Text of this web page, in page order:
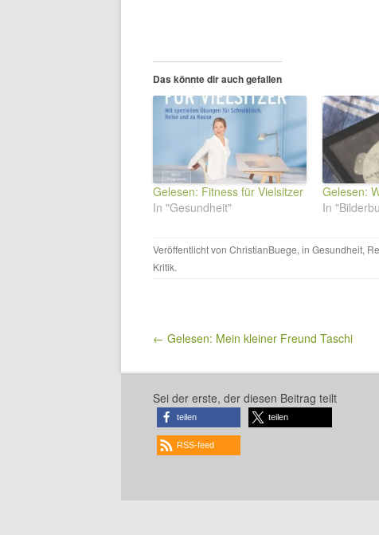
Das könnte dir auch gefallen
Gelesen: Fitness für Vielsitzer
In "Gesundheit"
Gelesen:
In
Veröffentlicht von ChristianBuege, in Gesundheit,
Kritik.
Beitragsnavigation
← Gelesen: Mein kleiner Freund Taschi
Sei der erste, der diesen Beitrag teilt
teilen teilen
RSS-feed